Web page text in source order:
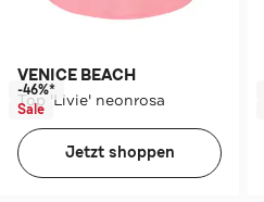
VENICE BEACH
Top 'Livie' neonrosa
-46%*
Sale
Jetzt shoppen